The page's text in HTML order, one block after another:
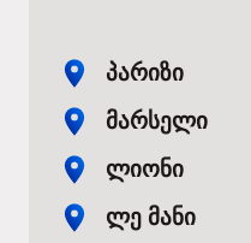
პარიზი
მარსელი
ლიონი
ლე მანი